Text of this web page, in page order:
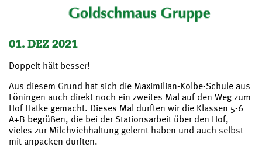
01. DEZ 2021
Doppelt hält besser!
Aus diesem Grund hat sich die Maximilian-Kolbe-Schule aus
Löningen auch direkt noch ein zweites Mal auf den Weg zum
Hof Hatke gemacht. Dieses Mal durften wir die Klassen 5-6
A+B begrüßen, die bei der Stationsarbeit über den Hof,
vieles zur Milchviehhaltung gelernt haben und auch selbst
mit anpacken durften.